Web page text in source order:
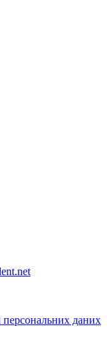
персональних даних